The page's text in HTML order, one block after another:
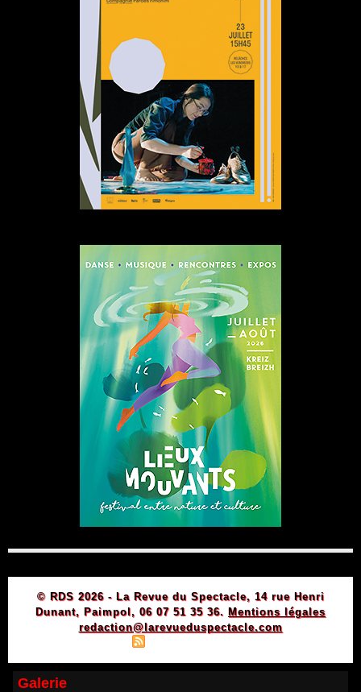
© RDS 2026 - La Revue du Spectacle, 14 rue Henri
Dunant, Paimpol, 06 07 51 35 36. Mentions légales
redaction@larevueduspectacle.com
Galerie